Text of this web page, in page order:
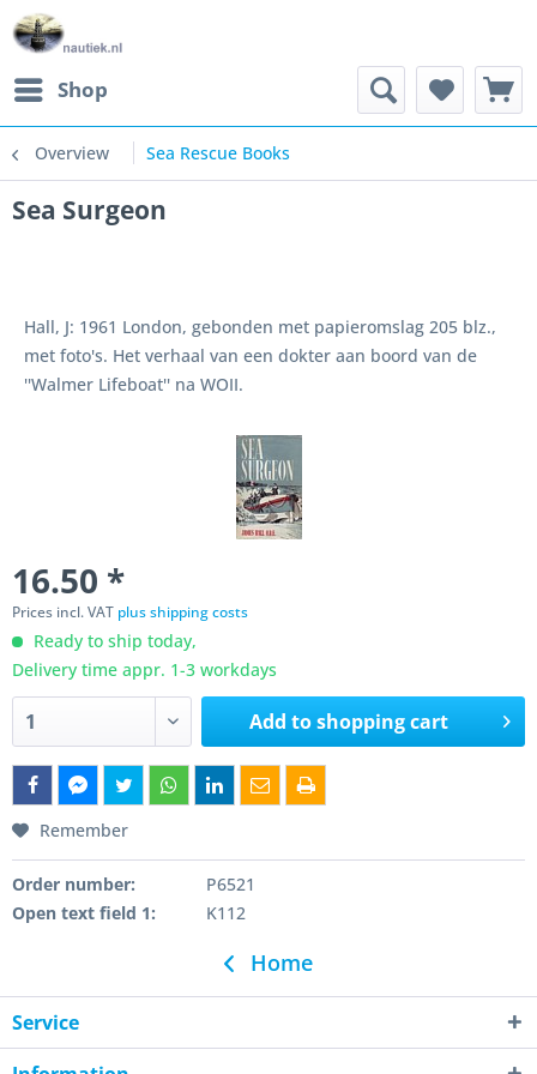
Shop
Overview Sea Rescue Books
Sea Surgeon
Hall, J: 1961 London, gebonden met papieromslag 205 blz.,
met foto's. Het verhaal van een dokter aan boord van de
''Walmer Lifeboat'' na WOII.
16.50 *
Prices incl. VAT plus shipping costs
Ready to ship today,
Delivery time appr. 1-3 workdays
Add toshopping cart
Remember
Order number:
P6521
Open text field 1:
K112
Home
Service